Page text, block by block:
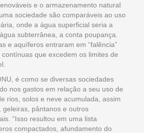
e o armazenamento natural
sociedade são comparáveis ao uso
onde a água superficial seria a
subterrânea, a conta poupança.
e aquíferos entraram em “falência”
que excedem os limites de
é como se diversas sociedades
nos gastos em relação a seu uso de
rios, solos e neve acumulada, assim
geleiras, pântanos e outros
“Isso resultou em uma lista
compactados, afundamento do